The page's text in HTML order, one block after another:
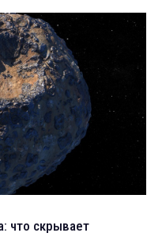
что скрывает